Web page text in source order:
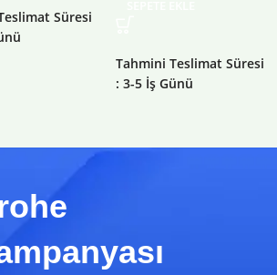
Süresi
Tahmini Teslimat Süresi
: 3-5 İş Günü